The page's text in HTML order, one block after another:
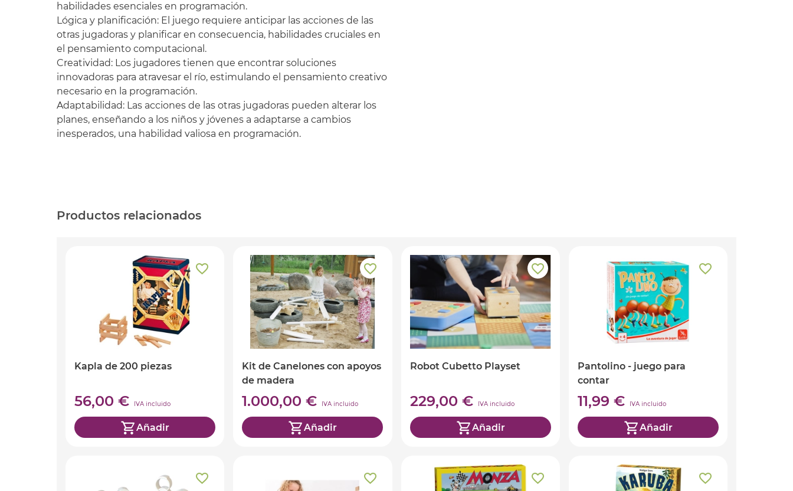
habilidades esenciales en programación.
Lógica y planificación: El juego requiere anticipar las acciones de las
otras jugadoras y planificar en consecuencia, habilidades cruciales en
el pensamiento computacional.
Creatividad: Los jugadores tienen que encontrar soluciones
innovadoras para atravesar el río, estimulando el pensamiento creativo
necesario en la programación.
Adaptabilidad: Las acciones de las otras jugadoras pueden alterar los
planes, enseñando a los niños y jóvenes a adaptarse a cambios
inesperados, una habilidad valiosa en programación.
Productos relacionados
Kapla de 200 piezas
56,00 € IVA incluido
Añadir
Kit de Canelones con apoyos
de madera
1.000,00 € IVA incluido
Añadir
Robot Cubetto Playset
229,00 € IVA incluido
Añadir
Pantolino - juego para
contar
11,99 € IVA incluido
Añadir